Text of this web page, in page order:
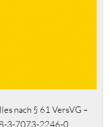
nach § 61 VersVG –
3-7073-2246-0